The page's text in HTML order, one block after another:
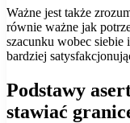
Ważne jest także
równie ważne jak
szacunku wobec siebie
bardziej
Podstawy
stawiać